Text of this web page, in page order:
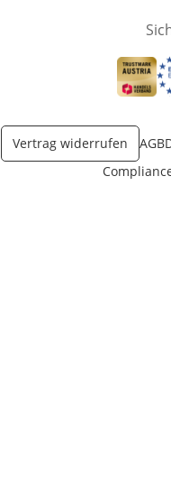
Öffnet
Vertrag widerrufen AGB